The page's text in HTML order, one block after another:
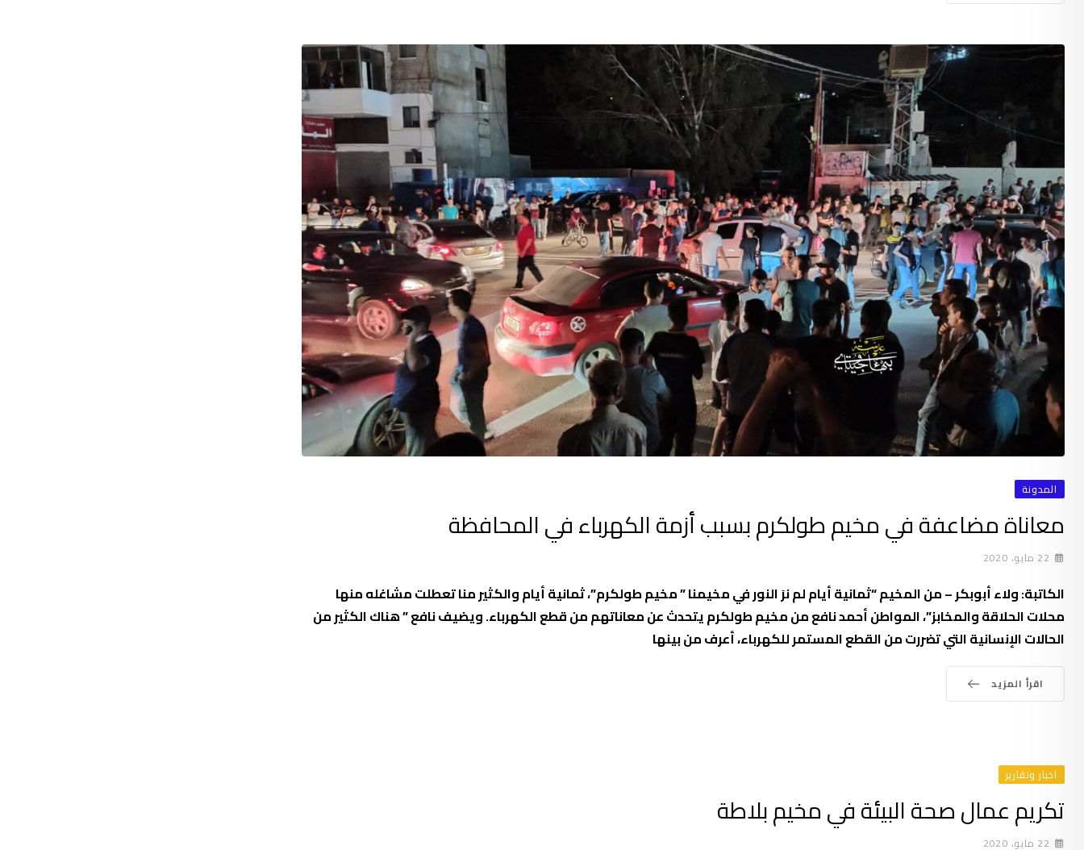
المدونة
معاناة مضاعفة في مخيم طولكرم بسبب أزمة الكهرباء في المحافظة
22 مايو، 2020
الكاتبة: ولاء أبوبكر – من المخيم “ثمانية أيام لم نرَ النور في مخيمنا ” مخيم طولكرم”، ثمانية أيام والكثير منا تعطلت مشاغله منها
محلات الحلاقة والمخابز”، المواطن أحمد نافع من مخيم طولكرم يتحدث عن معاناتهم من قطع الكهرباء. ويضيف نافع ” هناك الكثير من
الحالات الإنسانية التي تضررت من القطع المستمر للكهرباء، أعرف من بينها
اقرأ المزيد
اخبار وتقارير
تكريم عمال صحة البيئة في مخيم بلاطة
22 مايو، 2020